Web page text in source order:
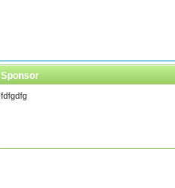
Sponsor
fdfgdfg